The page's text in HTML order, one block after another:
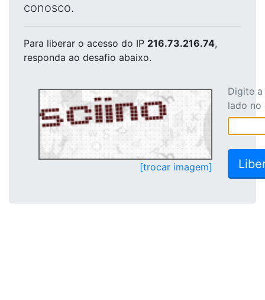
conosco.
Para liberar o acesso do IP 216.73.216.74,
responda ao desafio abaixo.
[trocar imagem]
Digite
lado no